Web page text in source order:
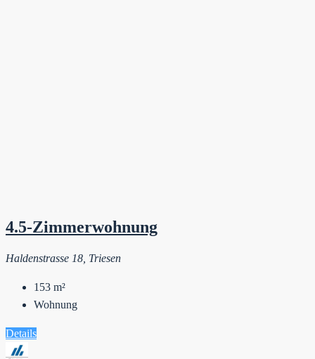
4.5-Zimmerwohnung
Haldenstrasse 18, Triesen
153 m²
Wohnung
Details